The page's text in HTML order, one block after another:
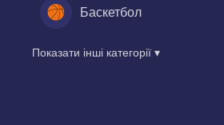
Баскетбол
Показати інші категорії ▾